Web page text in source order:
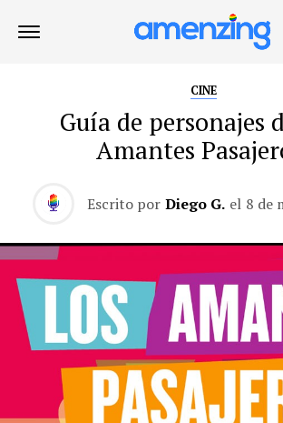
CINE
Guía de personajes
Amantes
Escrito por Diego G. el 8 de